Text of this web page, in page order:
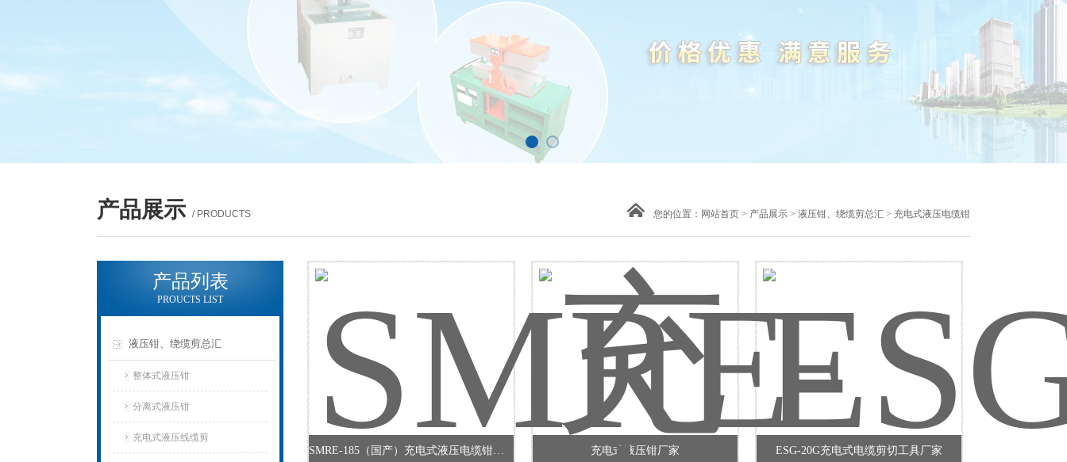
产品展示 / PRODUCTS 您的位置： 网站首页 > 产品展示 > 液压钳、绕缆剪总汇 > 充电式液压电缆钳
产品列表
PROUCTS LIST
液压钳、绕缆剪总汇
整体式液压钳
分离式液压钳
充电式液压线缆剪
SMRE-185（国产）充电式液压电缆钳厂家 充电式液压钳厂家 ESG-20G充电式电缆剪切工具厂家